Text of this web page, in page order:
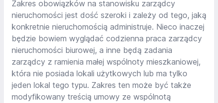
Zakres obowiązków na stanowisku zarządcy
nieruchomości jest dość szeroki i zależy od tego, jaką
konkretnie nieruchomością administruje. Nieco inaczej
będzie bowiem wyglądać codzienna praca zarządcy
nieruchomości biurowej, a inne będą zadania
zarządcy z ramienia małej wspólnoty mieszkaniowej,
która nie posiada lokali użytkowych lub ma tylko
jeden lokal tego typu. Zakres ten może być także
modyfikowany treścią umowy ze wspólnotą